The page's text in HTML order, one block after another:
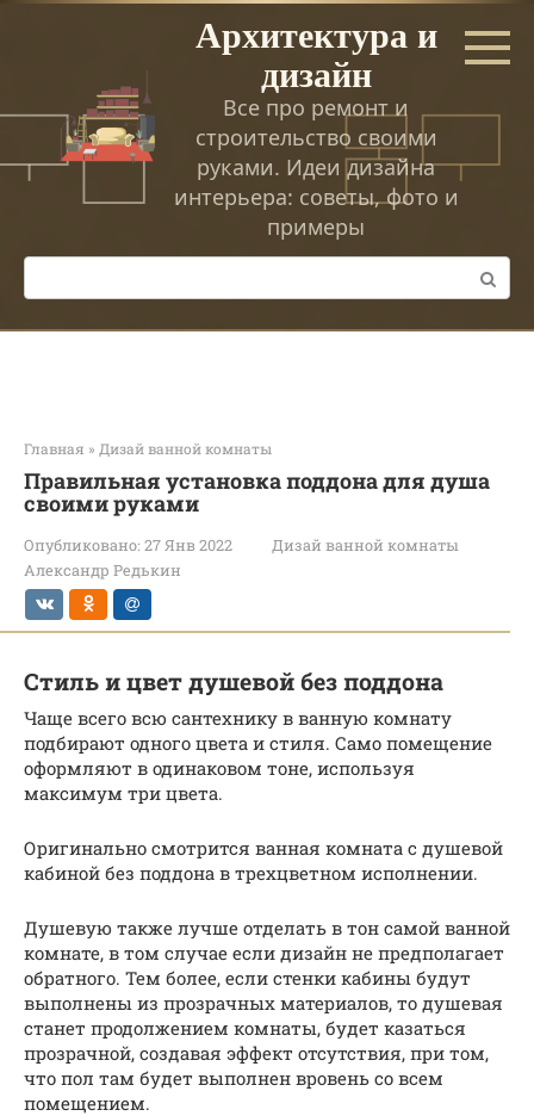
Перейти
Архитектура и
дизайн
Все про ремонт и
строительство своими
руками. Идеи дизайна
интерьера: советы, фото и
примеры
Поиск:
Главная » Дизай ванной комнаты
Правильная установка поддона для душа
своими руками
Опубликовано: 27 Янв 2022
Дизай ванной комнаты
Александр Редькин
Стиль и цвет душевой без поддона
Чаще всего всю сантехнику в ванную комнату
подбирают одного цвета и стиля. Само помещение
оформляют в одинаковом тоне, используя
максимум три цвета.
Оригинально смотрится ванная комната с душевой
кабиной без поддона в трехцветном исполнении.
Душевую также лучше отделать в тон самой ванной
комнате, в том случае если дизайн не предполагает
обратного. Тем более, если стенки кабины будут
выполнены из прозрачных материалов, то душевая
станет продолжением комнаты, будет казаться
прозрачной, создавая эффект отсутствия, при том,
что пол там будет выполнен вровень со всем
помещением.